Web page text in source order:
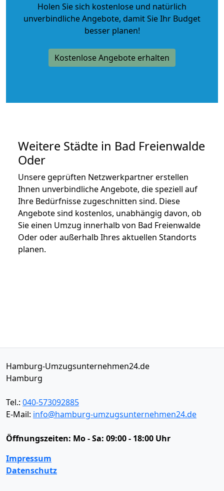
Holen Sie sich kostenlose und natürlich
unverbindliche Angebote, damit Sie Ihr Budget
besser planen!
Kostenlose Angebote erhalten
Weitere Städte in Bad Freienwalde
Oder
Unsere geprüften Netzwerkpartner erstellen
Ihnen unverbindliche Angebote, die speziell auf
Ihre Bedürfnisse zugeschnitten sind. Diese
Angebote sind kostenlos, unabhängig davon, ob
Sie einen Umzug innerhalb von Bad Freienwalde
Oder oder außerhalb Ihres aktuellen Standorts
planen.
Hamburg-Umzugsunternehmen24.de
Hamburg
Tel.: 040-573092885
E-Mail: info@hamburg-umzugsunternehmen24.de
Öffnungszeiten: Mo - Sa: 09:00 - 18:00 Uhr
Impressum
Datenschutz